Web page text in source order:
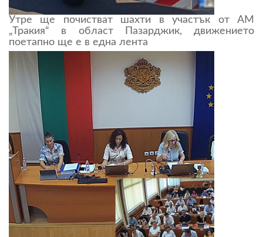
Утре ще почистват шахти в участък от АМ
„Тракия“ в област Пазарджик, движението
поетапно ще е в една лента